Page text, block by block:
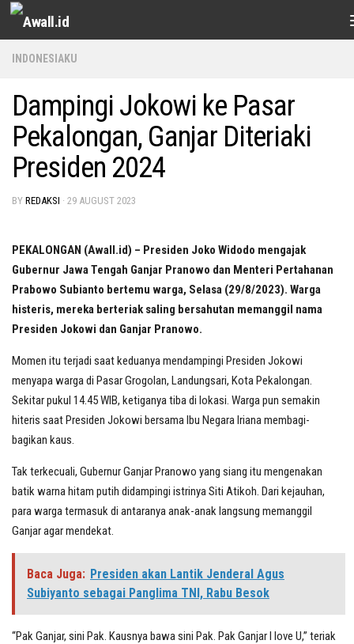
Skip to content
INDONESIAKU
Dampingi Jokowi ke Pasar
Pekalongan, Ganjar Diteriaki
Presiden 2024
BY REDAKSI · 29 AUGUST 2023
PEKALONGAN (Awall.id) – Presiden Joko Widodo mengajak
Gubernur Jawa Tengah Ganjar Pranowo dan Menteri Pertahanan
Prabowo Subianto bertemu warga, Selasa (29/8/2023). Warga
histeris, mereka berteriak saling bersahutan memanggil nama
Presiden Jokowi dan Ganjar Pranowo.
Momen itu terjadi saat keduanya mendampingi Presiden Jokowi
menyapa warga di Pasar Grogolan, Landungsari, Kota Pekalongan.
Sekitar pukul 14.45 WIB, ketiganya tiba di lokasi. Warga pun semakin
hiteris saat Presiden Jokowi bersama Ibu Negara Iriana membagi-
bagikan kaus.
Tak terkecuali, Gubernur Ganjar Pranowo yang siang itu mengenakan
batik warna hitam putih didampingi istrinya Siti Atikoh. Dari kejauhan,
para warga termasuk di antaranya anak-anak langsung memanggil
Ganjar agar mendekat.
Baca Juga: Presiden akan Lantik Jenderal Agus
Subiyanto sebagai Panglima TNI, Rabu Besok
“Pak Ganjar, sini Pak. Kausnya bawa sini Pak. Pak Ganjar I love U,” teriak